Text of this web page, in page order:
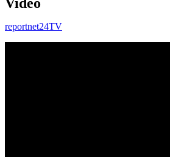
reportnet24TV